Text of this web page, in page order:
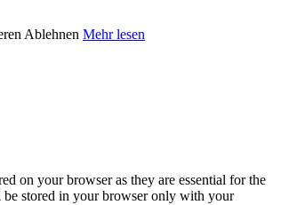
Ablehnen Mehr lesen
on your browser as they are essential for the
be stored in your browser only with your